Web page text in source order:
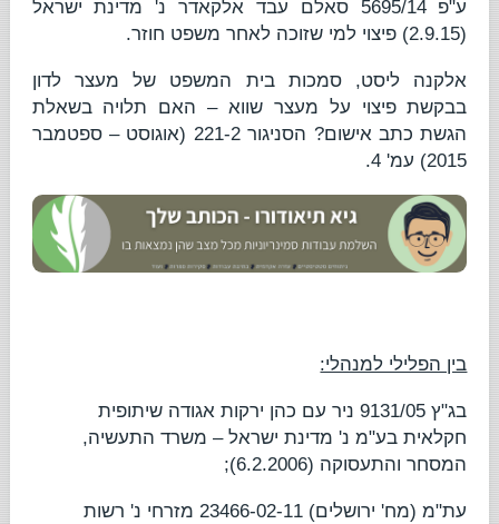
ע"פ 5695/14
סאלם עבד אלקאדר נ' מדינת ישראל
(2.9.15) פיצוי למי שזוכה לאחר משפט חוזר.
אלקנה ליסט,סמכות בית המשפט של מעצר לדון
בבקשת פיצוי על מעצר שווא – האם תלויה בשאלת
הגשת כתב אישום?
הסניגור 221-2 (אוגוסט – ספטמבר
2015) עמ' 4.
בין הפלילי למנהלי:
בג"ץ 9131/05
ניר עם כהן ירקות אגודה שיתופית
חקלאית בע"מ נ' מדינת ישראל – משרד התעשיה,
המסחר והתעסוקה (6.2.2006);
עת"מ (מח' ירושלים) 23466-02-11
מזרחי נ' רשות